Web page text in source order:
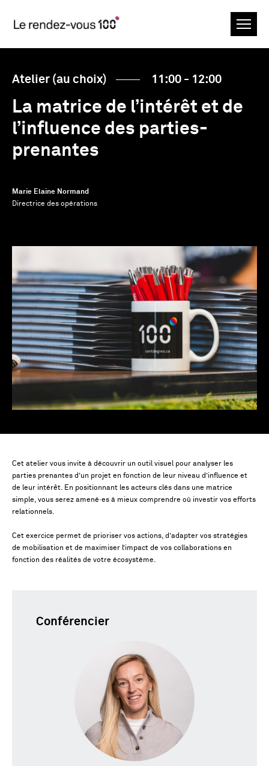
Atelier (au choix) 11:00 - 12:00
La matrice de l’intérêt et de
l’influence des parties-
prenantes
Marie Elaine Normand
Directrice des opérations
Cet atelier vous invite à découvrir un outil visuel pour analyser les
parties prenantes d’un projet en fonction de leur niveau d’influence et
de leur intérêt. En positionnant les acteurs clés dans une matrice
simple, vous serez amené·es à mieux comprendre où investir vos efforts
relationnels.
Cet exercice permet de prioriser vos actions, d’adapter vos stratégies
de mobilisation et de maximiser l’impact de vos collaborations en
fonction des réalités de votre écosystème.
Conférencier